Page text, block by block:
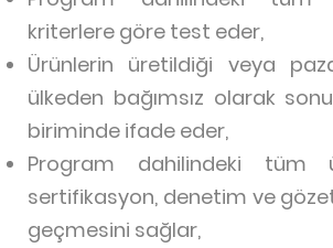
kriterlere göre test eder,
Ürünlerin üretildiği veya
ülkeden bağımsız olarak
biriminde ifade eder,
Program dahilindeki tüm
sertifikasyon, denetim ve
geçmesini sağlar,